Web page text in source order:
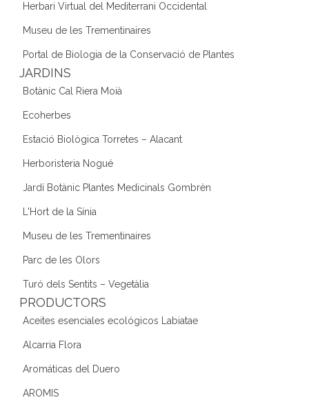
Herbari Virtual del Mediterrani Occidental
Museu de les Trementinaires
Portal de Biologia de la Conservació de Plantes
JARDINS
Botànic Cal Riera Moià
Ecoherbes
Estació Biològica Torretes – Alacant
Herboristeria Nogué
Jardí Botànic Plantes Medicinals Gombrèn
L'Hort de la Sínia
Museu de les Trementinaires
Parc de les Olors
Turó dels Sentits – Vegetàlia
PRODUCTORS
Aceites esenciales ecológicos Labiatae
Alcarria Flora
Aromáticas del Duero
AROMIS